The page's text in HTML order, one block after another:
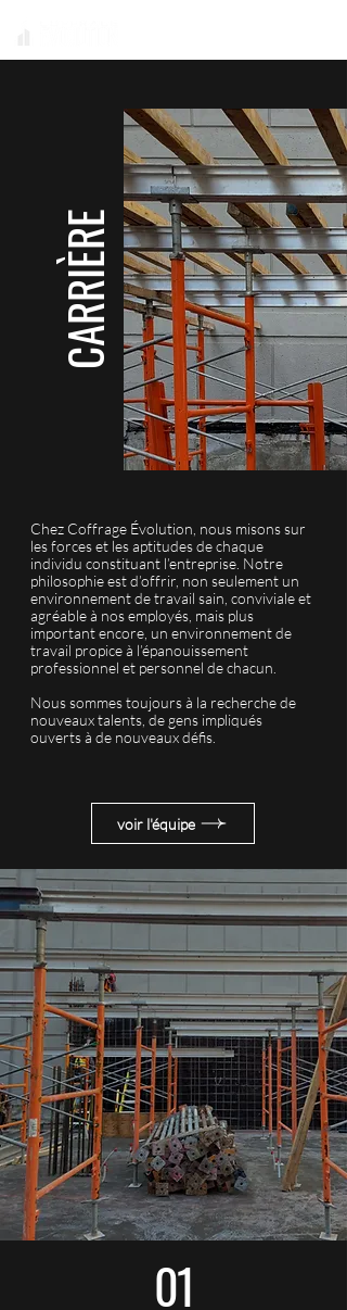
CARRIÈRE
Chez Coffrage Évolution, nous misons sur
les forces et les aptitudes de chaque
individu constituant l’entreprise. Notre
philosophie est d’offrir, non seulement un
environnement de travail sain, conviviale et
agréable à nos employés, mais plus
important encore, un environnement de
travail propice à l’épanouissement
professionnel et personnel de chacun.
Nous sommes toujours à la recherche de
nouveaux talents, de gens impliqués
ouverts à de nouveaux défis.
voir l'équipe
01